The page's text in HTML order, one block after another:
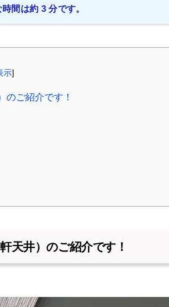
間は約 3 分です。
示]
のご紹介です！
天井）のご紹介です！